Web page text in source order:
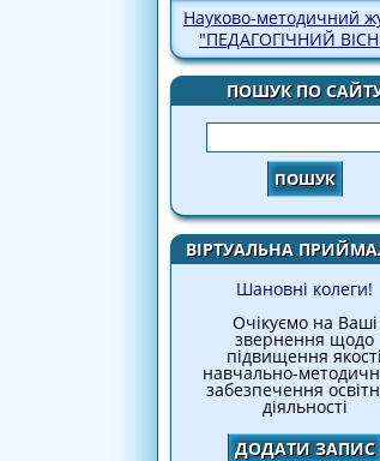
Науково-методичний
"ПЕДАГОГІЧНИЙ
ПОШУК ПО
Пошук
ВІРТУАЛЬНА
Шановні колеги!
Очікуємо на Ваші
звернення щодо
підвищення якості
навчально-
забезпечення
діяльності
ДОДАТИ ЗАПИС